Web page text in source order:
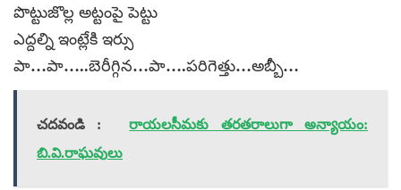
పొట్టుజొల్ల అట్టంపై పెట్టు
ఎద్దల్ని ఇంట్లేకి ఇర్సు
పా…పా…..బెరీగ్గిన…పా….పరిగెత్తు…అబ్బీ…
చదవండి :
రాయలసీమకు తరతరాలుగా అన్యాయం:
బి.వి.రాఘవులు